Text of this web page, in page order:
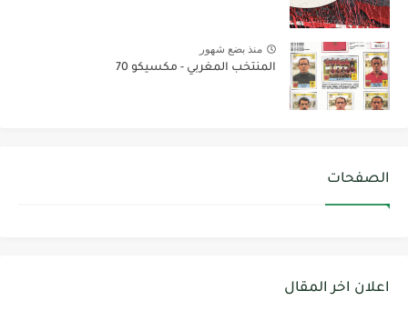
منذ بضع شهور
المنتخب المغربي - مكسيكو 70
الصفحات
اعلان اخر المقال